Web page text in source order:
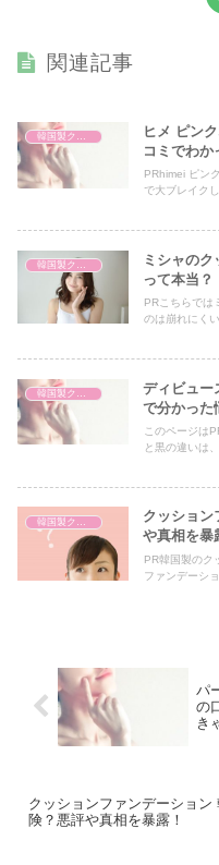
関連記事
ヒメ ピン
コミでわか
PRhimei ピン
で大ブレイク
ミシャの
って本当？
PRこちらでは
のは崩れにく
ディビュー
で分かった
このページは
と黒の違いは
クッション
や真相を暴
PR韓国製のク
ファンデーシ
パ
の
き
クッションファンデーション
険？悪評や真相を暴露！